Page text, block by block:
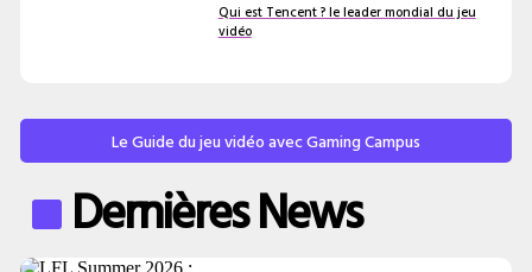
Qui est Tencent ? le leader mondial du jeu
vidéo
Le Guide du jeu vidéo avec Gaming Campus
Dernières News